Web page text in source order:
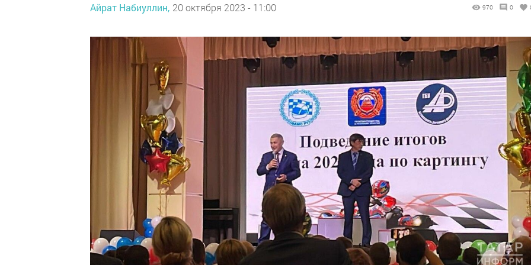
Айрат Набиуллин, 20 октября 2023 - 11:00 970 0